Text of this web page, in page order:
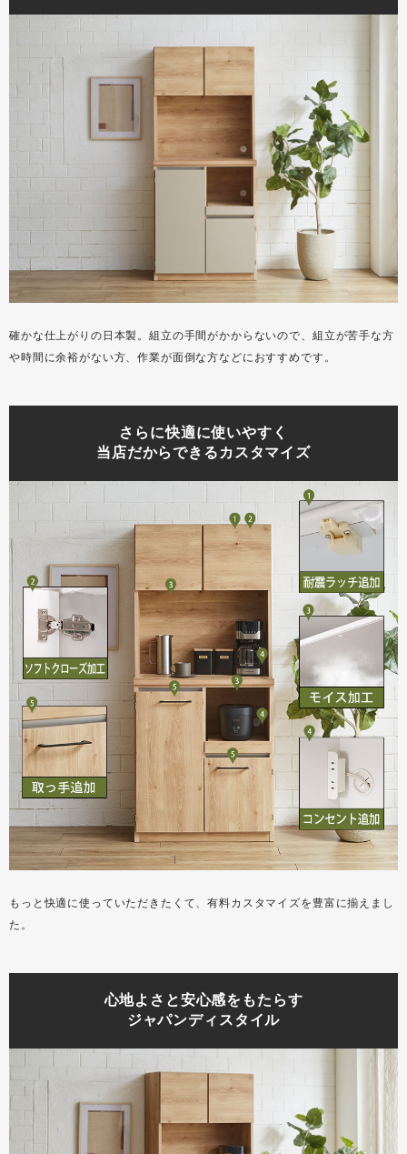
確かな仕上がりの日本製。組立の手間がかからないので、組立が苦手な方
や時間に余裕がない方、作業が面倒な方などにおすすめです。
さらに快適に使いやすく
当店だからできるカスタマイズ
もっと快適に使っていただきたくて、有料カスタマイズを豊富に揃えまし
た。
心地よさと安心感をもたらす
ジャパンディスタイル